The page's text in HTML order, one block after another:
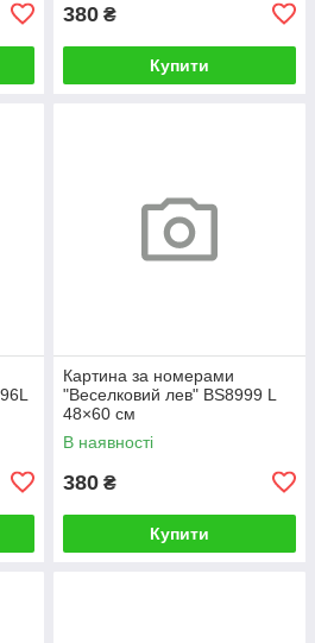
380 ₴
Купити
Картина за номерами
"Веселковий лев" BS8999 L
48×60 см
В наявності
380 ₴
Купити